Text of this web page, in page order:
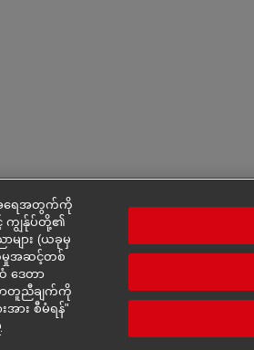
အရေအတွက်ကို
ကျွန်ုပ်တို့၏
များ (ယခုမှ
မှုအဆင့်တစ်
ဒေတာ
ောတူညီချက်ကို
ား စီမံရန်"